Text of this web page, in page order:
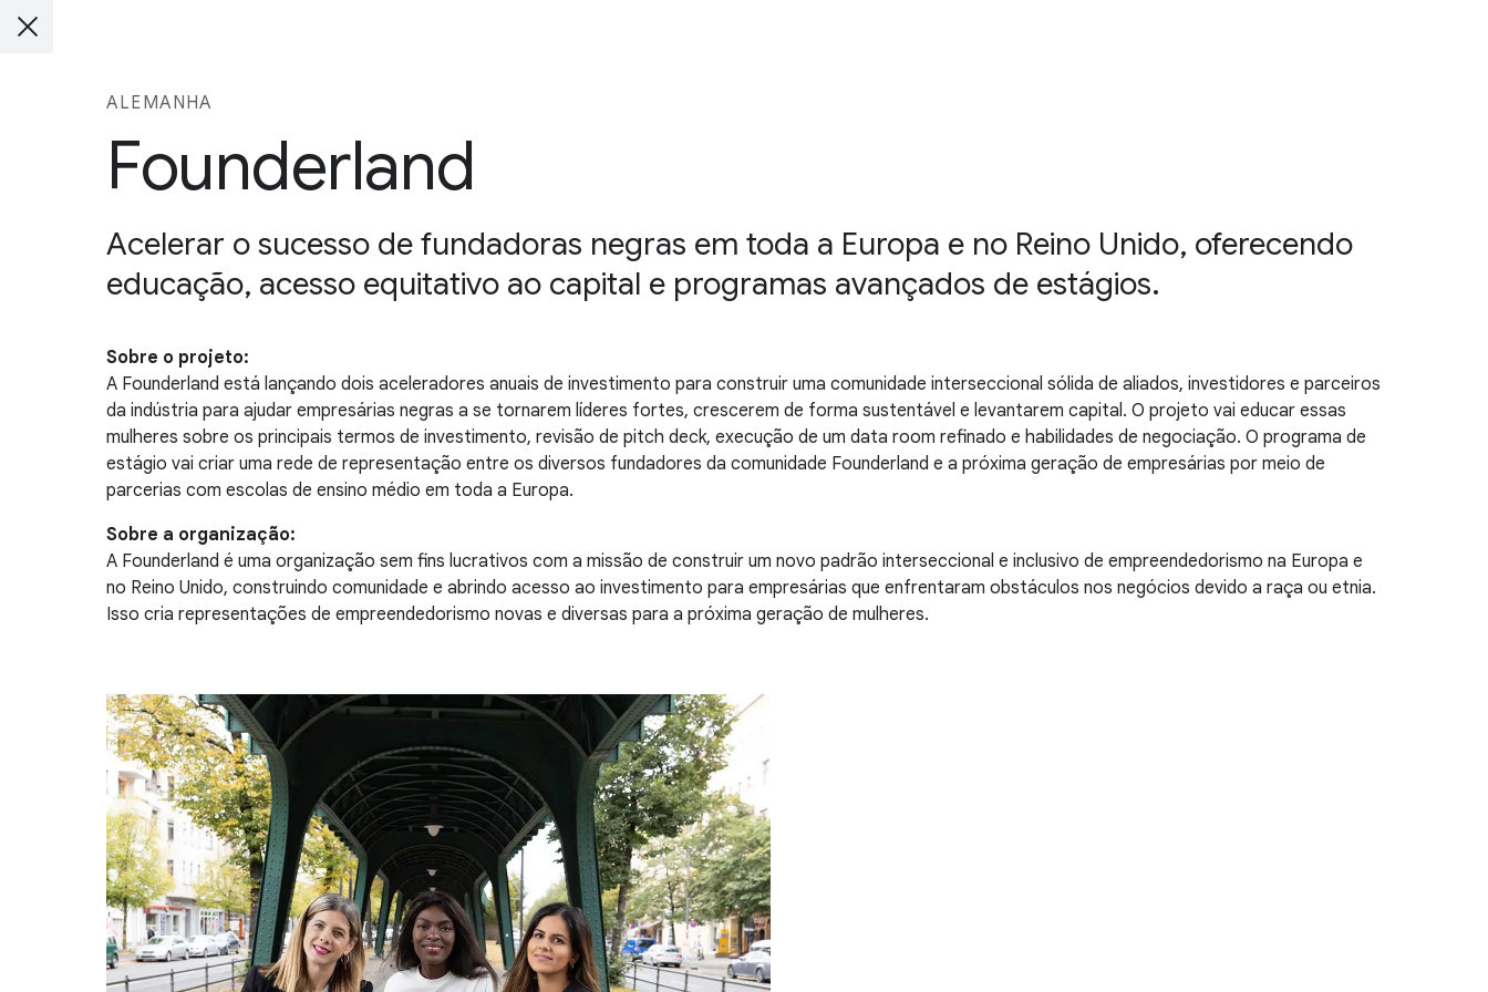
ALEMANHA
Founderland
Acelerar o sucesso de fundadoras negras em toda a Europa e no Reino Unido, oferecendo
educação, acesso equitativo ao capital e programas avançados de estágios.
Sobre o projeto:
A Founderland está lançando dois aceleradores anuais de investimento para construir uma comunidade interseccional sólida de aliados, investidores e parceiros
da indústria para ajudar empresárias negras a se tornarem líderes fortes, crescerem de forma sustentável e levantarem capital. O projeto vai educar essas
mulheres sobre os principais termos de investimento, revisão de pitch deck, execução de um data room refinado e habilidades de negociação. O programa de
estágio vai criar uma rede de representação entre os diversos fundadores da comunidade Founderland e a próxima geração de empresárias por meio de
parcerias com escolas de ensino médio em toda a Europa.
Sobre a organização:
A Founderland é uma organização sem fins lucrativos com a missão de construir um novo padrão interseccional e inclusivo de empreendedorismo na Europa e
no Reino Unido, construindo comunidade e abrindo acesso ao investimento para empresárias que enfrentaram obstáculos nos negócios devido a raça ou etnia.
Isso cria representações de empreendedorismo novas e diversas para a próxima geração de mulheres.